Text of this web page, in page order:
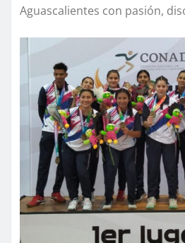
Aguascalientes con pasión,